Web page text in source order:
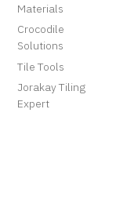
Materials
Crocodile
Solutions
Tile Tools
Jorakay Tiling
Expert